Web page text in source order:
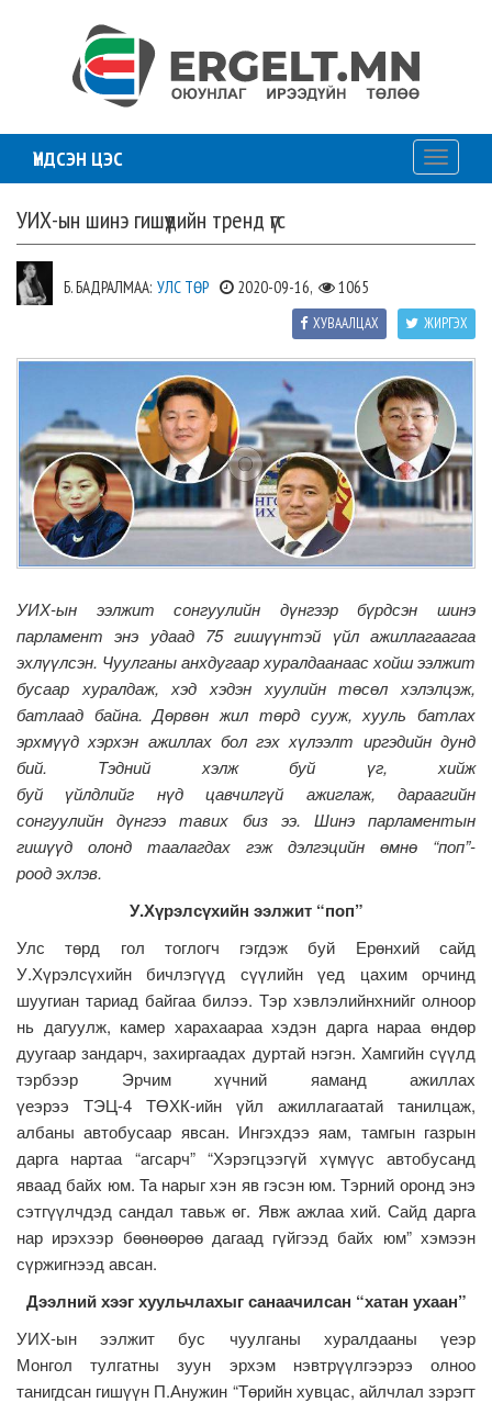
ҮНДСЭН ЦЭС
Toggle
УИХ-ын шинэ гишүүдийн тренд үгс
Б. БАДРАЛМАА: УЛС ТӨР 2020-09-16, 1065
ЖИРГЭХ
ХУВААЛЦАХ
УИХ-ын ээлжит сонгуулийн дүнгээр бүрдсэн шинэ
парламент энэ удаад 75 гишүүнтэй үйл ажиллагаагаа
эхлүүлсэн. Чуулганы анхдугаар хуралдаанаас хойш ээлжит
бусаар хуралдаж, хэд хэдэн хуулийн төсөл хэлэлцэж,
батлаад байна. Дөрвөн жил төрд сууж, хууль батлах
эрхмүүд хэрхэн ажиллах бол гэх хүлээлт иргэдийн дунд
бий. Тэдний хэлж буй үг, хийж
буй үйлдлийг нүд цавчилгүй ажиглаж, дараагийн
сонгуулийн дүнгээ тавих биз ээ. Шинэ парламентын
гишүүд олонд таалагдах гэж дэлгэцийн өмнө “поп”-
роод эхлэв.
У.Хүрэлсүхийн ээлжит “поп”
Улс төрд гол тоглогч гэгдэж буй Ерөнхий сайд
У.Хүрэлсүхийн бичлэгүүд сүүлийн үед цахим орчинд
шуугиан тариад байгаа билээ. Тэр хэвлэлийнхнийг олноор
нь дагуулж, камер харахаараа хэдэн дарга нараа өндөр
дуугаар зандарч, захиргаадах дуртай нэгэн. Хамгийн сүүлд
тэрбээр Эрчим хүчний яаманд ажиллах
үеэрээ ТЭЦ-4 ТӨХК-ийн үйл ажиллагаатай танилцаж,
албаны автобусаар явсан. Ингэхдээ яам, тамгын газрын
дарга нартаа “агсарч” “Хэрэгцээгүй хүмүүс автобусанд
яваад байх юм. Та нарыг хэн яв гэсэн юм. Тэрний оронд энэ
сэтгүүлчдэд сандал тавьж өг. Явж ажлаа хий. Сайд дарга
нар ирэхээр бөөнөөрөө дагаад гүйгээд байх юм” хэмээн
сүржигнээд авсан.
Дээлний хээг хуульчлахыг санаачилсан “хатан ухаан”
УИХ-ын ээлжит бус чуулганы хуралдааны үеэр
Монгол тулгатны зуун эрхэм нэвтрүүлгээрээ олноо
танигдсан гишүүн П.Анужин “Төрийн хувцас, айлчлал зэрэгт